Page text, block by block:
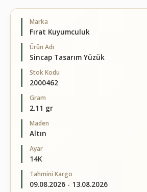
Marka
Fırat Kuyumculuk
Ürün Adı
Sincap Tasarım Yüzük
Stok Kodu
2000462
Gram
2.11 gr
Maden
Altın
Ayar
14K
Tahmini Kargo
09.08.2026 - 13.08.2026